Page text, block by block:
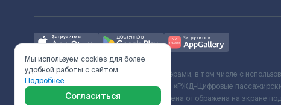
Ж/Д билеты предоставляются партнёрами, в том числе с
с Поставщиком услуг и Договора ООО «РЖД-Цифровые
включает сервисный сбор. Итоговая цена отображена на экране
Мы используем cookies для более
удобной работы с сайтом.
Подробнее
Согласиться